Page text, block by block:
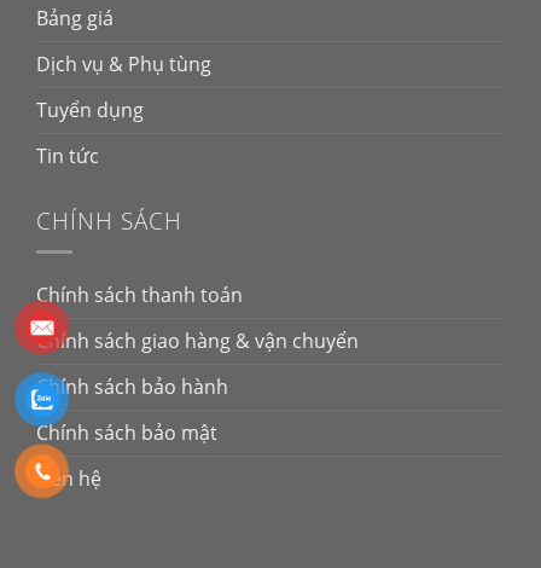
Bảng giá
Dịch vụ & Phụ tùng
Tuyển dụng
Tin tức
CHÍNH SÁCH
Chính sách thanh toán
Chính sách giao hàng & vận chuyển
Chính sách bảo hành
Chính sách bảo mật
Liên hệ